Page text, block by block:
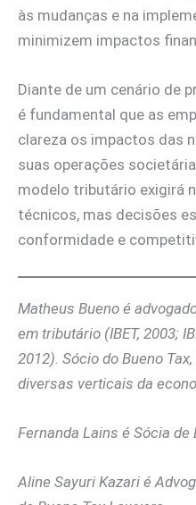
às mudanças e na
minimizem impactos
Diante de um cenário de
é fundamental que as
clareza os impactos das
suas operações
modelo tributário exigirá
técnicos, mas decisões
conformidade e
Matheus Bueno é
em tributário (IBET, 2003;
2012). Sócio do Bueno
diversas verticais da
Fernanda Lains é Sócia de
Aline Sayuri Kazari é